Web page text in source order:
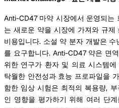
Anti-CD47 마약 시장에서 운영되는
는 새로운 약을 시장에 가져와 규
비용입니다. 소설 약 분자 개발은
를 요구합니다. Anti-CD47 약은 면
위한 연구가 환자 및 의료 시스템
탁월한 안전성과 효능 프로파일을
함한 임상 시험은 최적의 복용량,
인 영향을 평가하기 위해 여러 단